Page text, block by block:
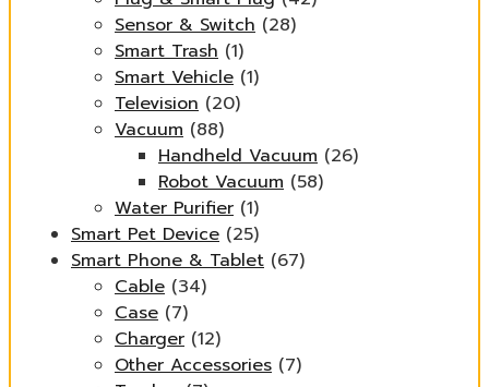
Sensor & Switch (28)
Smart Trash (1)
Smart Vehicle (1)
Television (20)
Vacuum (88)
Handheld Vacuum (26)
Robot Vacuum (58)
Water Purifier (1)
Smart Pet Device (25)
Smart Phone & Tablet (67)
Cable (34)
Case (7)
Charger (12)
Other Accessories (7)